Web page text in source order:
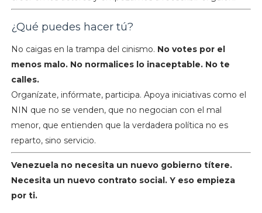
¿Qué puedes hacer tú?
No caigas en la trampa del cinismo. No votes por el
menos malo. No normalices lo inaceptable. No te
calles.
Organízate, infórmate, participa. Apoya iniciativas como el
NIN que no se venden, que no negocian con el mal
menor, que entienden que la verdadera política no es
reparto, sino servicio.
Venezuela no necesita un nuevo gobierno títere.
Necesita un nuevo contrato social. Y eso empieza
por ti.